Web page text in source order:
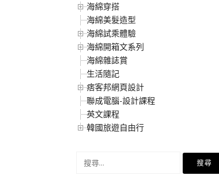
海綿穿搭
海綿美髮造型
海綿試乘體驗
海綿開箱文系列
海綿雜誌賞
生活隨記
痞客邦網頁設計
聯成電腦-設計課程
英文課程
韓國旅遊自由行